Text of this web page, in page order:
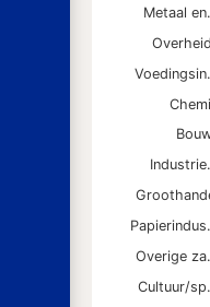
Metaal
Overige
Cultuur/